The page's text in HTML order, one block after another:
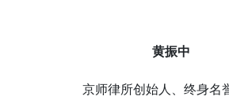
黄振中
京师律所创始人、终身名